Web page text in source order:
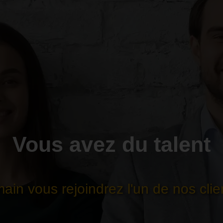
Vous avez du talent
vous rejoindrez l'un de nos